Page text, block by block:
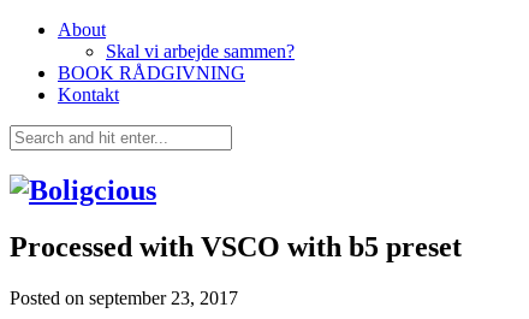
About
Skal vi arbejde sammen?
BOOK RÅDGIVNING
Kontakt
Processed with VSCO with b5 preset
Posted on september 23, 2017